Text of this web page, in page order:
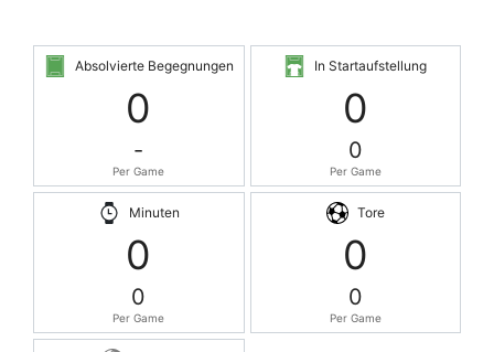
Absolvierte Begegnungen
0
-
Per Game
In Startaufstellung
0
0
Per Game
Minuten
0
0
Per Game
Tore
0
0
Per Game